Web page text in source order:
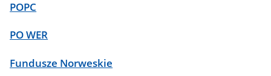
POPC
PO WER
Fundusze Norweskie